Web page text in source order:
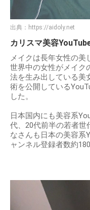
出典： https://aidoly.net
カリスマ美容
メイクは長年女性の美
世界中の女性がメイク
法を生み出している美
術を公開している
した。
日本国内にも美容系
代、20代前半の若者世
なさんも日本の美容系
ャンネル登録者数約